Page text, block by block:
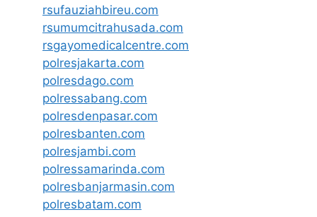
rsufauziahbireu.com
rsumumcitrahusada.com
rsgayomedicalcentre.com
polresjakarta.com
polresdago.com
polressabang.com
polresdenpasar.com
polresbanten.com
polresjambi.com
polressamarinda.com
polresbanjarmasin.com
polresbatam.com